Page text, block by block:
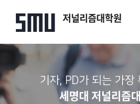
저널리즘대학원
기자, PD가 되는 가장
세명대 저널리즘